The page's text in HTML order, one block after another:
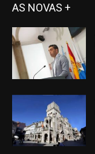
AS NOVAS +